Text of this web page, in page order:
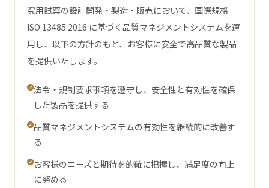
究用試薬の設計開発・製造・販売において、国際規格
ISO 13485:2016 に基づく品質マネジメントシステムを運
用し、以下の方針のもと、お客様に安全で高品質な製品
を提供いたします。
法令・規制要求事項を遵守し、安全性と有効性を確保
した製品を提供する
品質マネジメントシステムの有効性を継続的に改善す
る
お客様のニーズと期待を的確に把握し、満足度の向上
に努める